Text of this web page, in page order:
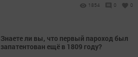
1854 0 0
Знаете ли вы, что первый пароход был
запатентован ещё в 1809 году?